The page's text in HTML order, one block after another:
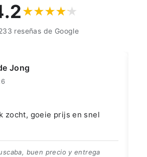
reseñas de Google
Jong
zocht, goeie prijs en snel
buen precio y entrega